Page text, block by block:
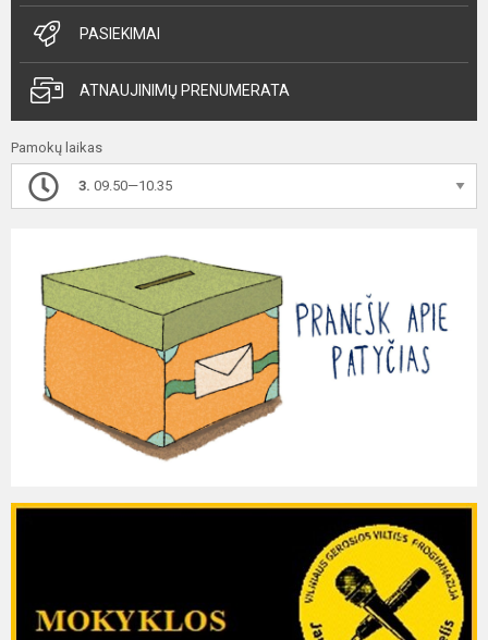
PASIEKIMAI
ATNAUJINIMŲ PRENUMERATA
Pamokų laikas
3. 09.50—10.35